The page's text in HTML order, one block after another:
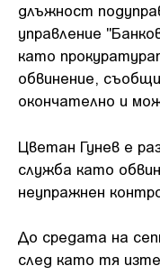
длъжност
управление
като
обвинение,
окончателно и
Цветан Гунев е
служба като
неупражнен
До средата на
след като тя